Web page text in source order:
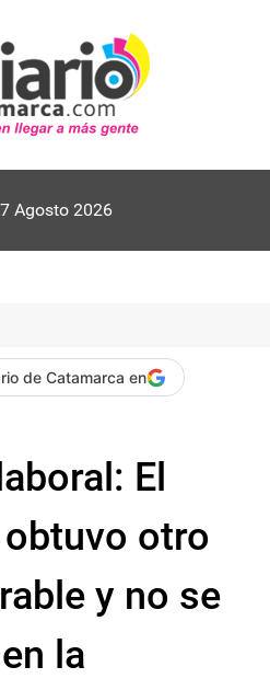
Agosto 2026
de Catamarca en
El
otro
y no se
la